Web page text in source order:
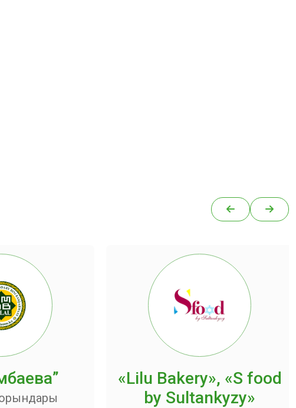
орындары
«Lilu Bakery», «S food
by Sultankyzy»